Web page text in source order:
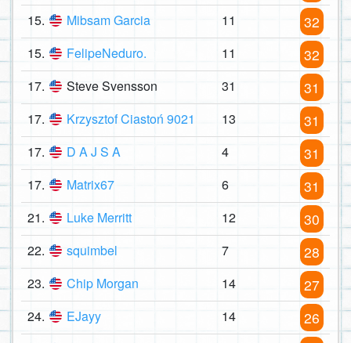
15. Mibsam Garcia 11 32
15. FelipeNeduro. 11 32
17. Steve Svensson 31 31
17. Krzysztof Ciastoń 9021 13 31
17. D A J S A 4 31
17. Matrix67 6 31
21. Luke Merritt 12 30
22. squimbel 7 28
23. Chip Morgan 14 27
24. EJayy 14 26